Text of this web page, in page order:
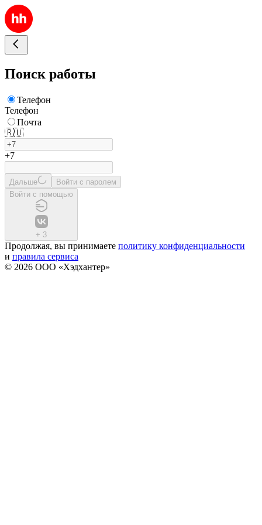
Поиск работы
Телефон
Телефон
Почта
🇷🇺
+7
Дальше
Войти с паролем
Войти с помощью
+ 3
Продолжая, вы принимаете политику конфиденциальности
и правила сервиса
© 2026 ООО «Хэдхантер»